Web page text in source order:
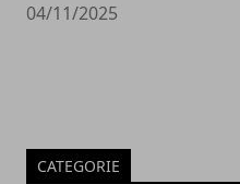
04/11/2025
CATEGORIE